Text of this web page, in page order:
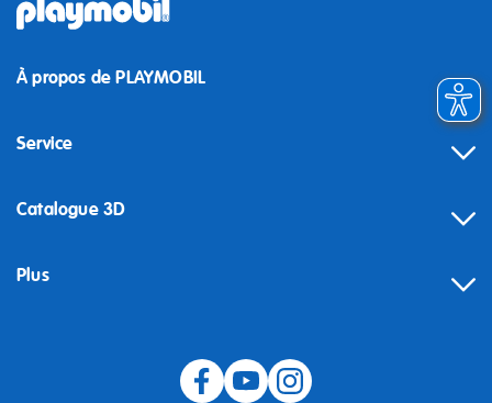
À propos de PLAYMOBIL
Service
Catalogue 3D
Plus